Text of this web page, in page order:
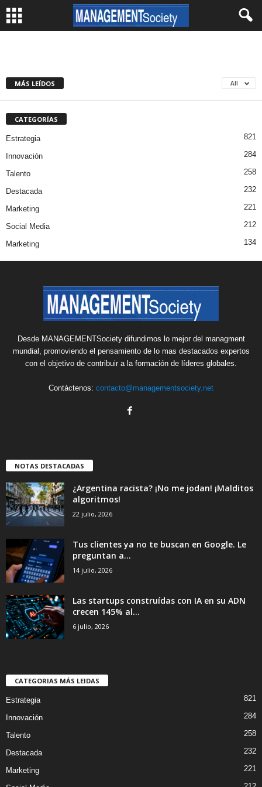
MÁS LEÍDOS All
CATEGORÍAS
Estrategia 821
Innovación 284
Talento 258
Destacada 232
Marketing 221
Social Media 212
Marketing 134
Desde MANAGEMENTSociety difundimos lo mejor del managment
mundial, promoviendo el pensamiento de lo mas destacados expertos
con el objetivo de contribuir a la formación de líderes globales.
Contáctenos: contacto@managementsociety.net
NOTAS DESTACADAS
¿Argentina racista? ¡No me jodan! ¡Malditos
algoritmos!
22 julio, 2026
Tus clientes ya no te buscan en Google. Le
preguntan a...
14 julio, 2026
Las startups construídas con IA en su ADN
crecen 145% al...
6 julio, 2026
CATEGORIAS MÁS LEIDAS
Estrategia 821
Innovación 284
Talento 258
Destacada 232
Marketing 221